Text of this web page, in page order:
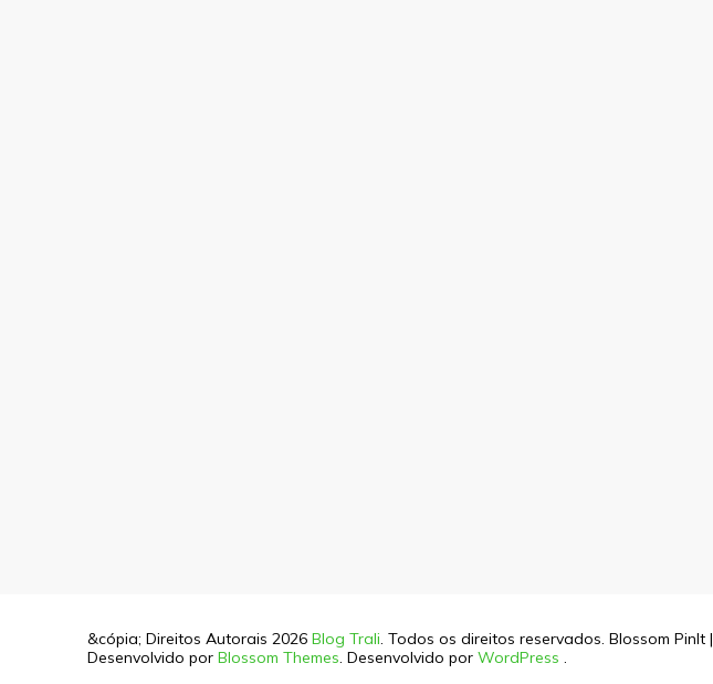
&cópia; Direitos Autorais 2026 Blog Trali. Todos os direitos reservados. Blossom PinIt |
Desenvolvido por Blossom Themes. Desenvolvido por WordPress .